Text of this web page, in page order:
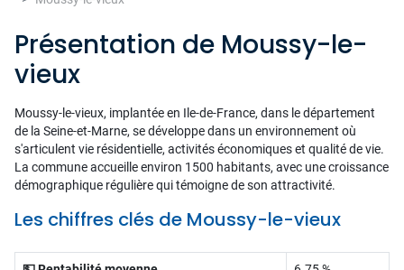
Présentation de Moussy-le-
vieux
Moussy-le-vieux, implantée en Ile-de-France, dans le département
de la Seine-et-Marne, se développe dans un environnement où
s'articulent vie résidentielle, activités économiques et qualité de vie.
La commune accueille environ 1500 habitants, avec une croissance
démographique régulière qui témoigne de son attractivité.
Les chiffres clés de Moussy-le-vieux